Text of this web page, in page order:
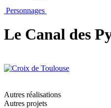
Personnages
Le Canal des
Autres réalisations
Autres projets